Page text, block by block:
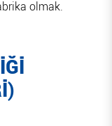
olmak.
)